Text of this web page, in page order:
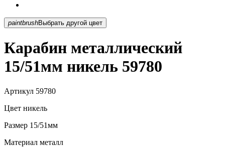
paintbrush Выбрать другой цвет
Карабин металлический
15/51мм никель 59780
Артикул 59780
Цвет никель
Размер 15/51мм
Материал металл